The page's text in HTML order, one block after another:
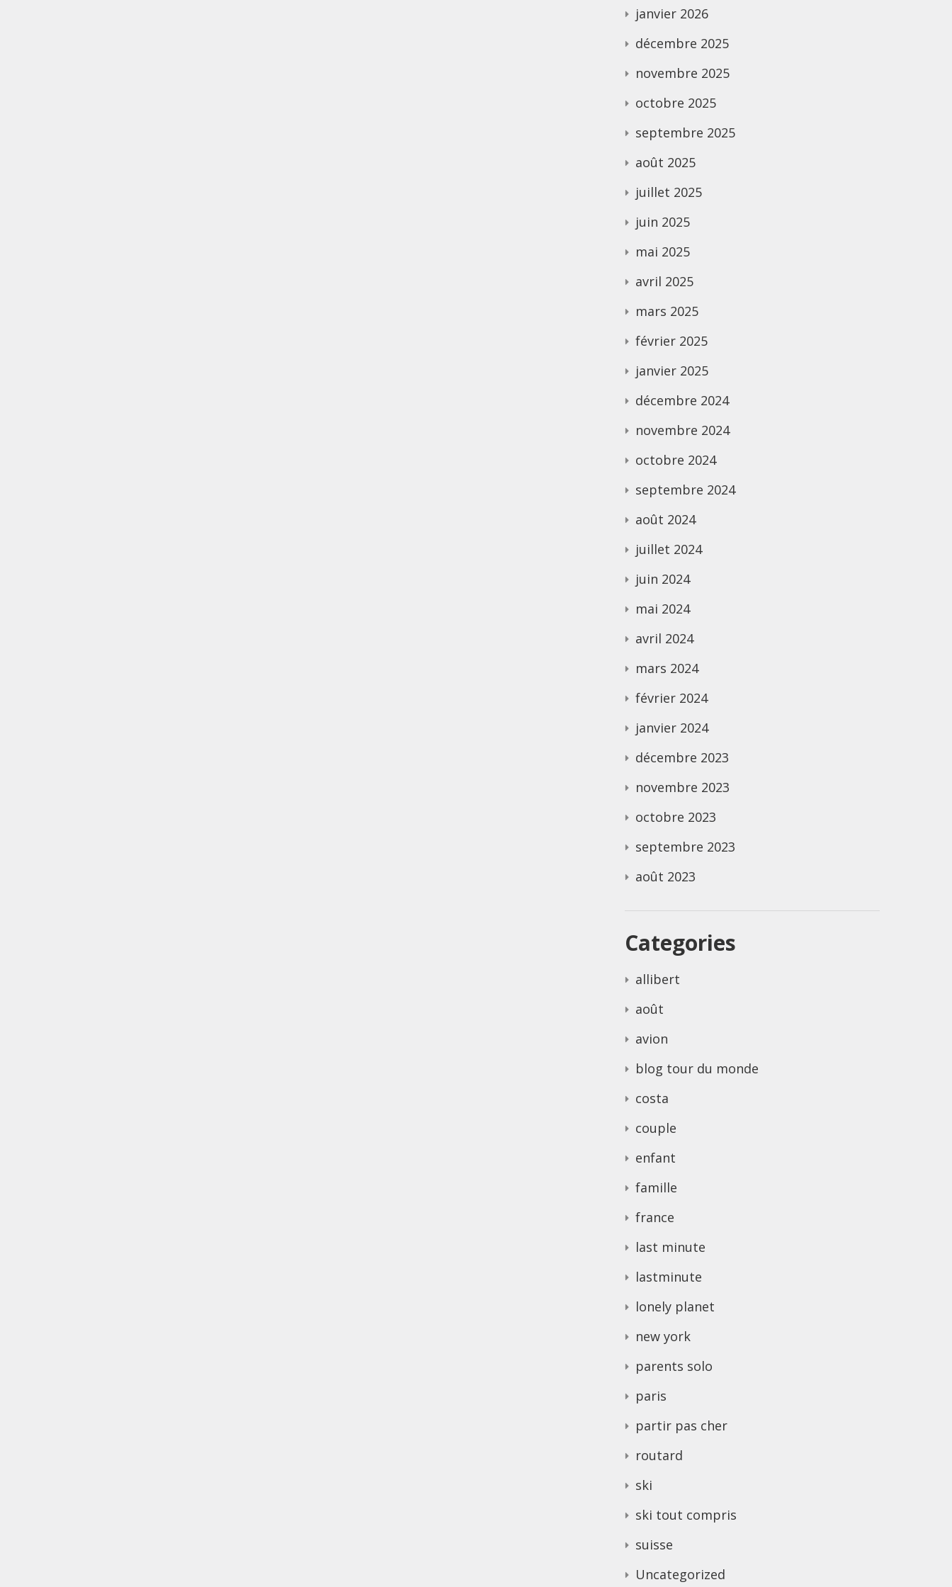
janvier 2026
décembre 2025
novembre 2025
octobre 2025
septembre 2025
août 2025
juillet 2025
juin 2025
mai 2025
avril 2025
mars 2025
février 2025
janvier 2025
décembre 2024
novembre 2024
octobre 2024
septembre 2024
août 2024
juillet 2024
juin 2024
mai 2024
avril 2024
mars 2024
février 2024
janvier 2024
décembre 2023
novembre 2023
octobre 2023
septembre 2023
août 2023
Categories
allibert
août
avion
blog tour du monde
costa
couple
enfant
famille
france
last minute
lastminute
lonely planet
new york
parents solo
paris
partir pas cher
routard
ski
ski tout compris
suisse
Uncategorized